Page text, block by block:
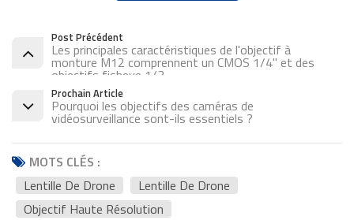
Post Précédent
Les principales caractéristiques de l'objectif à
monture M12 comprennent un CMOS 1/4'' et des
objectifs fisheye 1/3
Prochain Article
Pourquoi les objectifs des caméras de
vidéosurveillance sont-ils essentiels ?
MOTS CLÉS :
Lentille De Drone
Lentille De Drone
Objectif Haute Résolution